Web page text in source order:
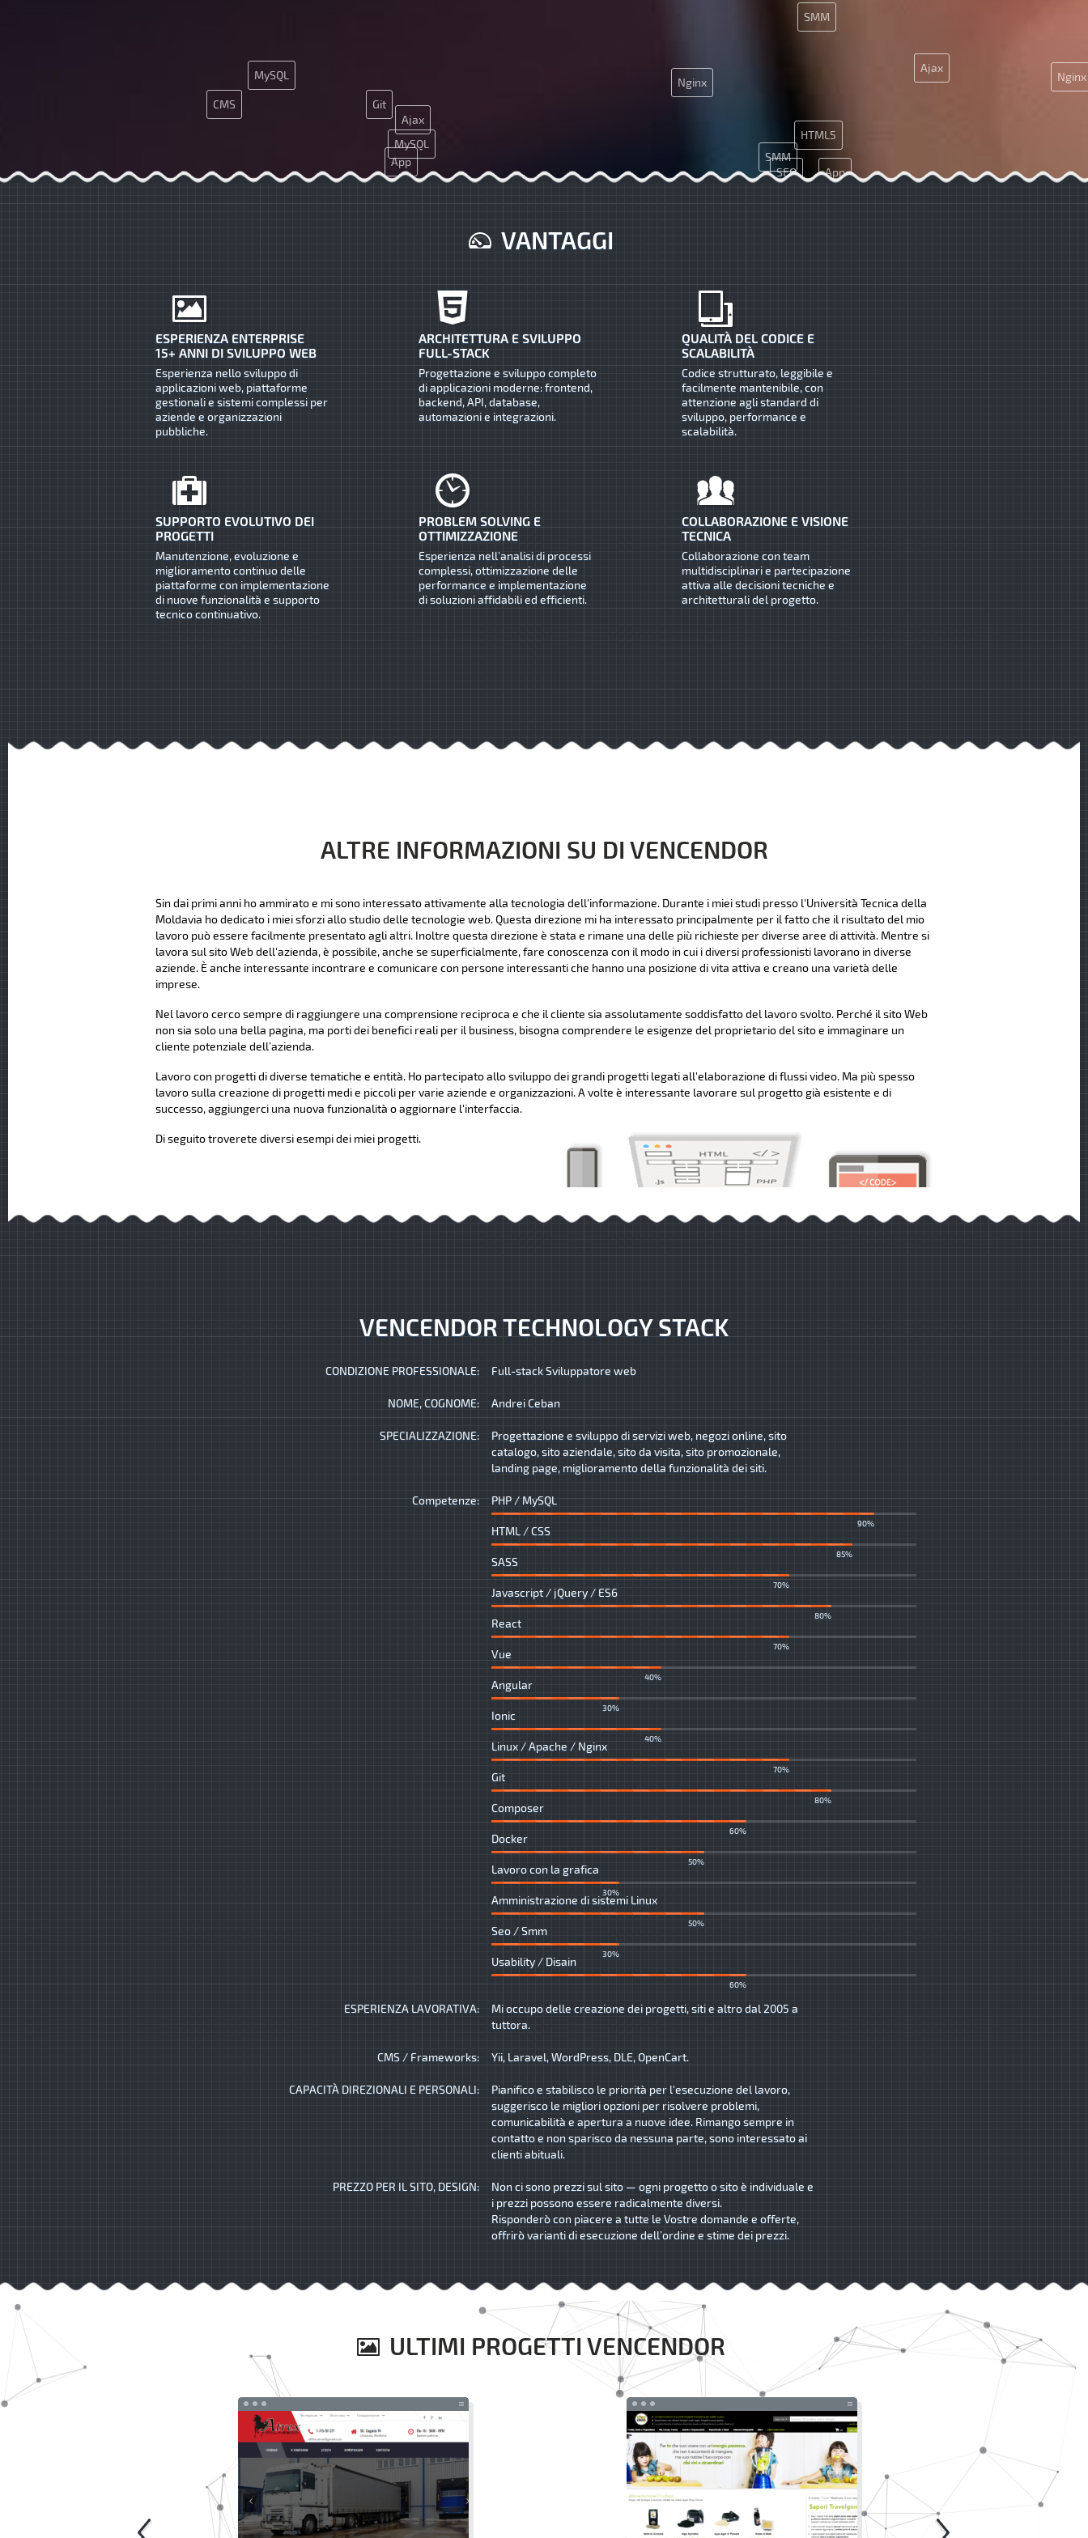
MySQL
HTML5
Nginx
SMM
Ajax
Git
App
MySQL
Nginx
SEO
SMM
CMS
Ajax
App
VANTAGGI
ESPERIENZA ENTERPRISE
15+ ANNI DI SVILUPPO WEB
Esperienza nello sviluppo di
applicazioni web, piattaforme
gestionali e sistemi complessi per
aziende e organizzazioni
pubbliche.
ARCHITETTURA E SVILUPPO
FULL-STACK
Progettazione e sviluppo completo
di applicazioni moderne: frontend,
backend, API, database,
automazioni e integrazioni.
QUALITÀ DEL CODICE E
SCALABILITÀ
Codice strutturato, leggibile e
facilmente mantenibile, con
attenzione agli standard di
sviluppo, performance e
scalabilità.
SUPPORTO EVOLUTIVO DEI
PROGETTI
Manutenzione, evoluzione e
miglioramento continuo delle
piattaforme con implementazione
di nuove funzionalità e supporto
tecnico continuativo.
PROBLEM SOLVING E
OTTIMIZZAZIONE
Esperienza nell’analisi di processi
complessi, ottimizzazione delle
performance e implementazione
di soluzioni affidabili ed efficienti.
COLLABORAZIONE E VISIONE
TECNICA
Collaborazione con team
multidisciplinari e partecipazione
attiva alle decisioni tecniche e
architetturali del progetto.
ALTRE INFORMAZIONI SU DI VENCENDOR
Sin dai primi anni ho ammirato e mi sono interessato attivamente alla tecnologia dell'informazione. Durante i miei studi presso l'Università Tecnica della
Moldavia ho dedicato i miei sforzi allo studio delle tecnologie web. Questa direzione mi ha interessato principalmente per il fatto che il risultato del mio
lavoro può essere facilmente presentato agli altri. Inoltre questa direzione è stata e rimane una delle più richieste per diverse aree di attività. Mentre si
lavora sul sito Web dell'azienda, è possibile, anche se superficialmente, fare conoscenza con il modo in cui i diversi professionisti lavorano in diverse
aziende. È anche interessante incontrare e comunicare con persone interessanti che hanno una posizione di vita attiva e creano una varietà delle
imprese.
Nel lavoro cerco sempre di raggiungere una comprensione reciproca e che il cliente sia assolutamente soddisfatto del lavoro svolto. Perché il sito Web
non sia solo una bella pagina, ma porti dei benefici reali per il business, bisogna comprendere le esigenze del proprietario del sito e immaginare un
cliente potenziale dell’azienda.
Lavoro con progetti di diverse tematiche e entità. Ho partecipato allo sviluppo dei grandi progetti legati all'elaborazione di flussi video. Ma più spesso
lavoro sulla creazione di progetti medi e piccoli per varie aziende e organizzazioni. A volte è interessante lavorare sul progetto già esistente e di
successo, aggiungerci una nuova funzionalità o aggiornare l'interfaccia.
Di seguito troverete diversi esempi dei miei progetti.
VENCENDOR TECHNOLOGY STACK
CONDIZIONE PROFESSIONALE: Full-stack Sviluppatore web
NOME, COGNOME: Andrei Ceban
SPECIALIZZAZIONE:
Progettazione e sviluppo di servizi web, negozi online, sito
catalogo, sito aziendale, sito da visita, sito promozionale,
landing page, miglioramento della funzionalità dei siti.
Competenze: PHP / MySQL
90%
HTML / CSS
85%
SASS
70%
Javascript / jQuery / ES6
80%
React
70%
Vue
40%
Angular
30%
Ionic
40%
Linux / Apache / Nginx
70%
Git
80%
Composer
60%
Docker
50%
Lavoro con la grafica
30%
Amministrazione di sistemi Linux
50%
Seo / Smm
30%
Usability / Disain
60%
ESPERIENZA LAVORATIVA:
Mi occupo delle creazione dei progetti, siti e altro dal 2005 a
tuttora.
CMS / Frameworks: Yii, Laravel, WordPress, DLE, OpenCart.
CAPACITÀ DIREZIONALI E PERSONALI:
Pianifico e stabilisco le priorità per l'esecuzione del lavoro,
suggerisco le migliori opzioni per risolvere problemi,
comunicabilità e apertura a nuove idee. Rimango sempre in
contatto e non sparisco da nessuna parte, sono interessato ai
clienti abituali.
PREZZO PER IL SITO, DESIGN:
Non ci sono prezzi sul sito — ogni progetto o sito è individuale e
i prezzi possono essere radicalmente diversi.
Risponderò con piacere a tutte le Vostre domande e offerte,
offrirò varianti di esecuzione dell’ordine e stime dei prezzi.
ULTIMI PROGETTI VENCENDOR